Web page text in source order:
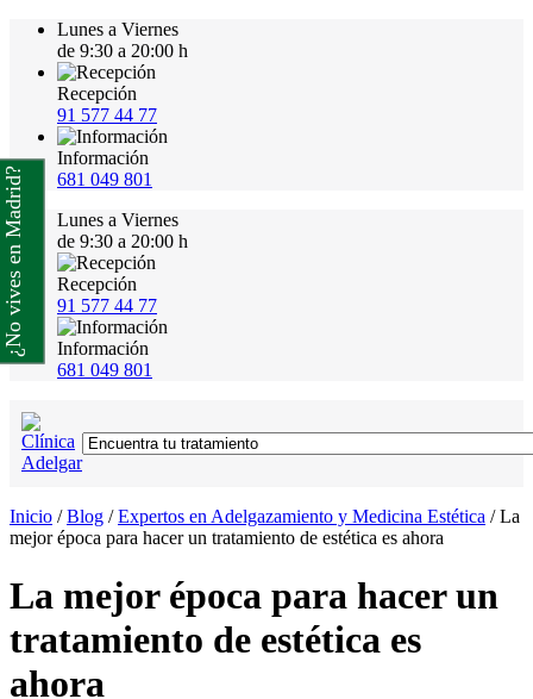
Lunes a Viernes
de 9:30 a 20:00 h
Recepción
91 577 44 77
Información
681 049 801
Lunes a Viernes
de 9:30 a 20:00 h
Recepción
91 577 44 77
Información
681 049 801
Inicio /Blog /Expertos en Adelgazamiento y Medicina Estética /La
mejor época para hacer un tratamiento de estética es ahora
La mejor época para hacer un
tratamiento de estética es
ahora
¿No vives en Madrid?